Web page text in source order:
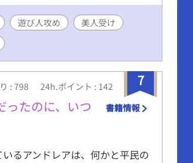
遊び人攻め
美人受け
7
: 798 24h.ポイント : 142
ったのに、いつ 書籍情報
るアンドレアは、何かと平民の